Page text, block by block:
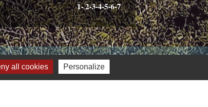
1-2-3-4-5-6-7
all cookies Personalize